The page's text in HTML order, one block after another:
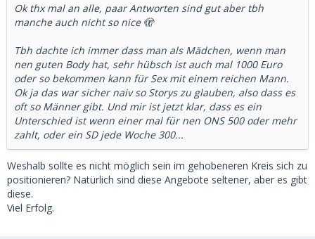
Ok thx mal an alle, paar Antworten sind gut aber tbh
manche auch nicht so nice 🫣
Tbh dachte ich immer dass man als Mädchen, wenn man
nen guten Body hat, sehr hübsch ist auch mal 1000 Euro
oder so bekommen kann für Sex mit einem reichen Mann.
Ok ja das war sicher naiv so Storys zu glauben, also dass es
oft so Männer gibt. Und mir ist jetzt klar, dass es ein
Unterschied ist wenn einer mal für nen ONS 500 oder mehr
zahlt, oder ein SD jede Woche 300...
Weshalb sollte es nicht möglich sein im gehobeneren Kreis sich zu
positionieren? Natürlich sind diese Angebote seltener, aber es gibt
diese.
Viel Erfolg.